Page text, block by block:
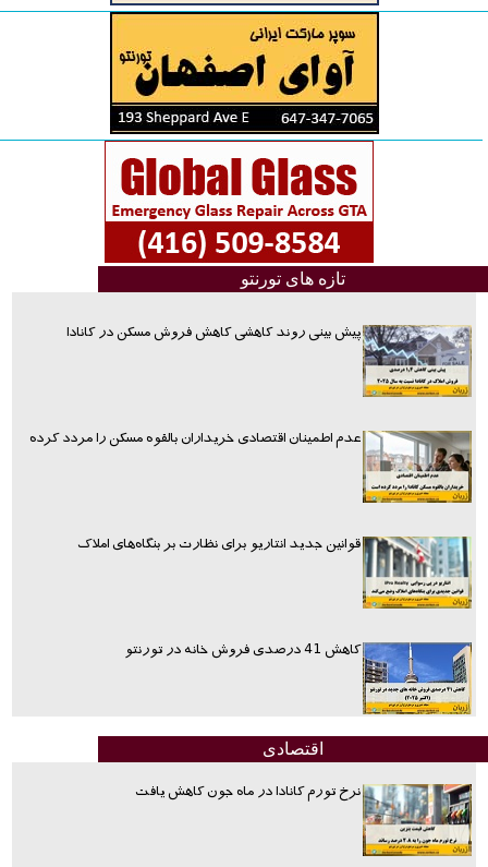
تازه های تورنتو
پیش بینی روند کاهشی کاهش فروش مسکن در کانادا
عدم اطمینان اقتصادی خریداران بالقوه مسکن را مردد کرده
قوانین جدید انتاریو برای نظارت بر بنگاه‌های املاک
کاهش 41 درصدی فروش خانه در تورنتو
اقتصادی
نرخ تورم کانادا در ماه جون کاهش یافت